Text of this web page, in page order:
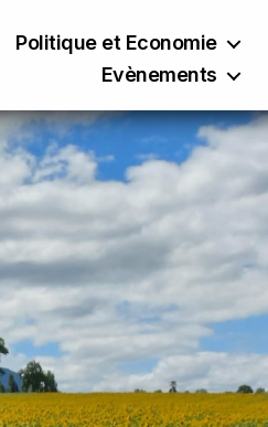
Politique et Economie
Evènements